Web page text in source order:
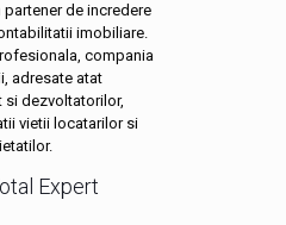
de incredere
imobiliare.
compania
adresate atat
si dezvoltatorilor,
vietii locatarilor si
Expert